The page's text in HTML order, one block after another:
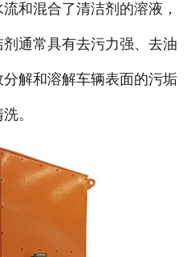
和混合了清洁剂的溶液，
通常具有去污力强、去油
解和溶解车辆表面的污垢
。